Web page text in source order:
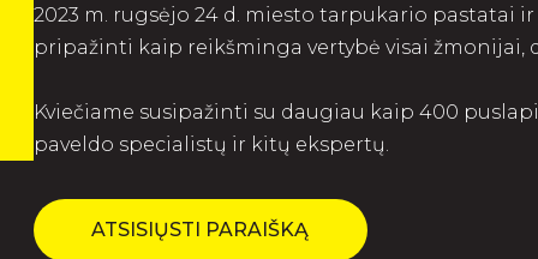
2023 m. rugsėjo 24 d. miesto tarpukario pastatai
pripažinti kaip reikšminga vertybė visai žmonijai,
Kviečiame susipažinti su daugiau kaip 400
paveldo specialistų ir kitų ekspertų.
ATSISIŲSTI PARAIŠKĄ